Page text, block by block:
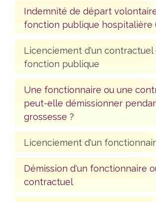
Indemnité de départ
fonction publique hospitalière
Licenciement d'un contractuel
fonction publique
Une fonctionnaire ou une
peut-elle démissionner
grossesse ?
Licenciement d'un
Démission d'un fonctionnaire
contractuel